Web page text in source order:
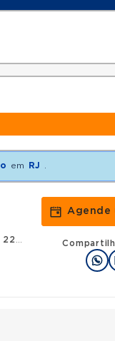
em RJ
da mão
Agende